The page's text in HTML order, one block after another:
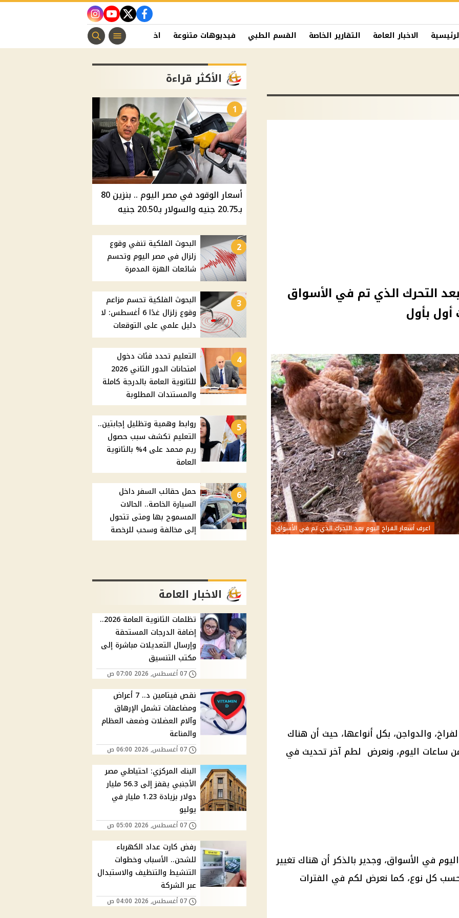
facebook
twitter
youtube
instagram
الاخبار العامة التقارير الخاصة القسم الطبي فيديوهات متنوعة اخبار الفن منوعات مسيحية
التحرك الذي تم في الأسواق
أول بأول
اعرف أسعار الفراخ اليوم بعد التحرك الذي تم في الأسواق
والدواجن، بكل أنواعها، حيث أن هناك
ساعات اليوم، ونعرض لطم آخر تحديث في
في الأسواق، وجدير بالذكر أن هناك تغيير
كل نوع، كما نعرض لكم في الفترات
الأكثر قراءة
1
أسعار الوقود في مصر اليوم .. بنزين 80
بـ20.75 جنيه والسولار بـ20.50 جنيه
2
البحوث الفلكية تنفي وقوع
زلزال في مصر اليوم وتحسم
شائعات الهزة المدمرة
3
البحوث الفلكية تحسم مزاعم
وقوع زلزال غدًا 6 أغسطس: لا
دليل علمي على التوقعات
4
التعليم تحدد فئات دخول
امتحانات الدور الثاني 2026
للثانوية العامة بالدرجة كاملة
والمستندات المطلوبة
5
روابط وهمية وتظليل إجابتين..
التعليم تكشف سبب حصول
ريم محمد على 4% بالثانوية
العامة
6
حمل حقائب السفر داخل
السيارة الخاصة.. الحالات
المسموح بها ومتى تتحول
إلى مخالفة وسحب للرخصة
الاخبار العامة
تظلمات الثانوية العامة 2026..
إضافة الدرجات المستحقة
وإرسال التعديلات مباشرة إلى
مكتب التنسيق
07 أغسطس, 2026 07:00 ص
نقص فيتامين د.. 7 أعراض
ومضاعفات تشمل الإرهاق
وآلام العضلات وضعف العظام
والمناعة
07 أغسطس, 2026 06:00 ص
البنك المركزي: احتياطي مصر
الأجنبي يقفز إلى 56.3 مليار
دولار بزيادة 1.23 مليار في
يوليو
07 أغسطس, 2026 05:00 ص
رفض كارت عداد الكهرباء
للشحن.. الأسباب وخطوات
التنشيط والتنظيف والاستبدال
عبر الشركة
07 أغسطس, 2026 04:00 ص